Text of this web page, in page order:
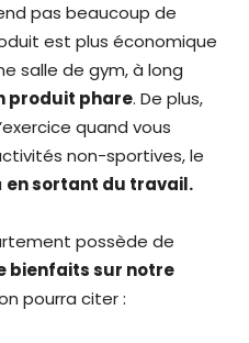
pas beaucoup de
est plus économique
salle de gym, à long
produit phare. De plus,
quand vous
non-sportives, le
en sortant du travail.
possède de
bienfaits sur notre
pourra citer :